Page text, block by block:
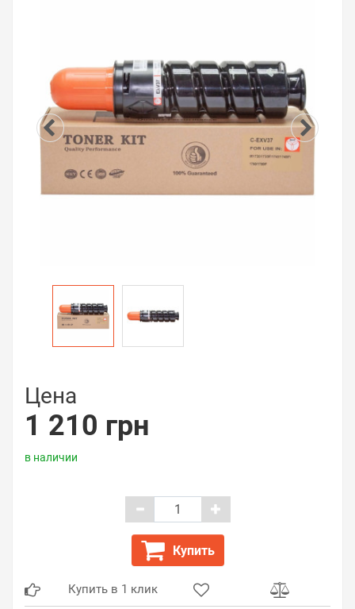
Цена
1 210 грн
в наличии
Купить
Купить в 1 клик